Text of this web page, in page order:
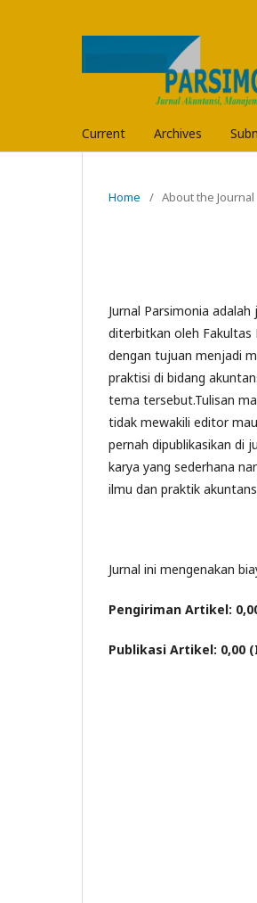
Current Archives
Home / About the Journal
Jurnal Parsimonia
diterbitkan oleh Fakultas
dengan tujuan menjadi
praktisi di bidang
tema tersebut.Tulisan
tidak mewakili editor
pernah dipublikasikan di
karya yang sederhana
ilmu dan praktik
Jurnal ini mengenakan
Pengiriman Artikel:
Publikasi Artikel: 0,00